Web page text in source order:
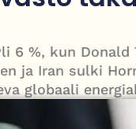
– tiukka
6 %, kun
ja Iran sulki
globaali